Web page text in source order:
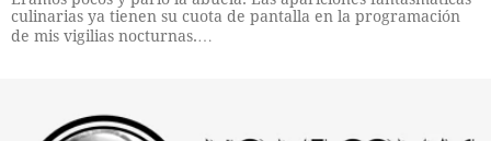
culinarias ya tienen su cuota de pantalla en la programación
de mis vigilias nocturnas.…